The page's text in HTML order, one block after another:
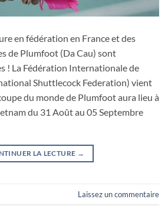
en fédération en France et des
de Plumfoot (Da Cau) sont
! La Fédération Internationale de
Shuttlecock Federation) vient
du monde de Plumfoot aura lieu à
du 31 Août au 05 Septembre
LA LECTURE →
Laissez un commentaire